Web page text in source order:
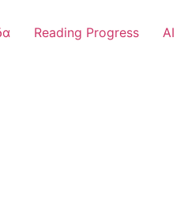
Reading Progress AI